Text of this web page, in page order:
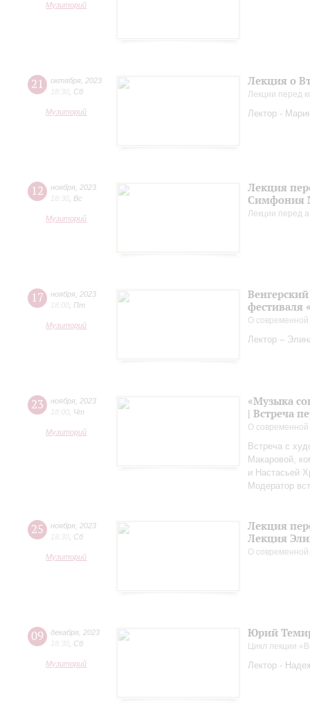
Музиторий
21 октября 2023
18:30 Сб
Музиторий
Лекция о
Лекции перед
Лектор -
12 ноября 2023
18:30 Вс
Музиторий
Лекция
Симфония
Лекции перед
17 ноября 2023
18:00 Пт
Музиторий
фестиваля
О
Лектор –
23 ноября 2023
18:00 Чт
Музиторий
«Музыка
| Встреча
О
Встреча с
Макаровой,
и Настасьей
Модератор
25 ноября 2023
18:30 Сб
Музиторий
Лекция
Лекция
О
09 декабря 2023
18:30 Сб
Музиторий
Юрий
Цикл лекции
Лектор -